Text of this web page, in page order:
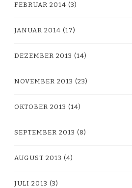
FEBRUAR 2014 (3)
JANUAR 2014 (17)
DEZEMBER 2013 (14)
NOVEMBER 2013 (23)
OKTOBER 2013 (14)
SEPTEMBER 2013 (8)
AUGUST 2013 (4)
JULI 2013 (3)